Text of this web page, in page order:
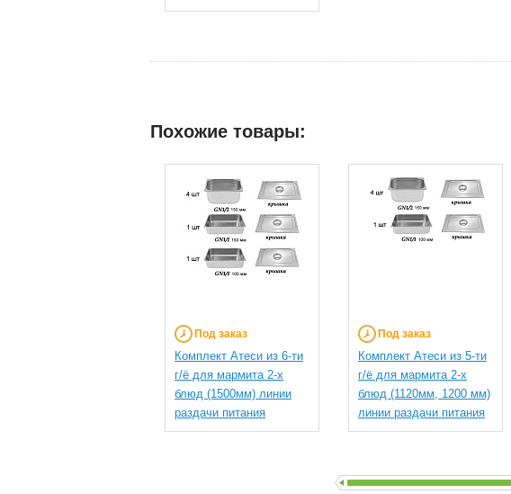
Похожие товары:
Под заказ
Комплект Атеси из 6-ти
г/ё для мармита 2-х
блюд (1500мм) линии
раздачи питания
Под заказ
Комплект Атеси из 5-ти
г/ё для мармита 2-х
блюд (1120мм, 1200 мм)
линии раздачи питания